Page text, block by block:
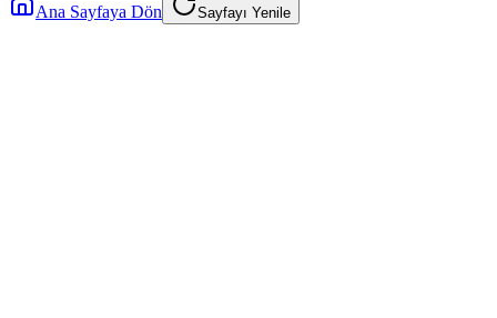
Ana Sayfaya Dön Sayfayı Yenile